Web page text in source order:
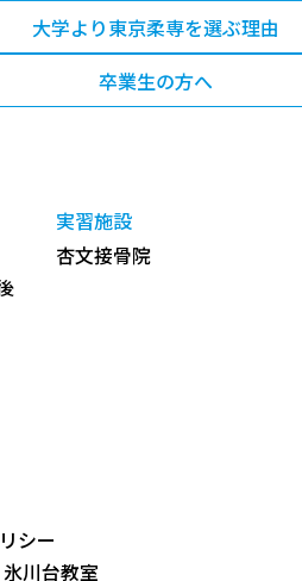
大学より東京柔専を選ぶ理由
卒業生の方へ
実習施設
杏文接骨院
シー
川台教室